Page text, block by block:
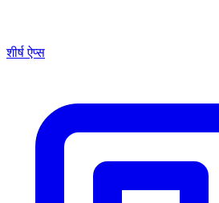
शीर्ष ऐप्स